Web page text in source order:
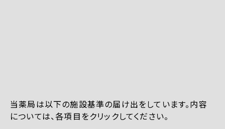
当薬局は以下の施設基準の届け出をしています。内容
については、各項目をクリックしてください。